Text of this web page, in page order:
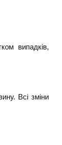
випадків,
Всі зміни